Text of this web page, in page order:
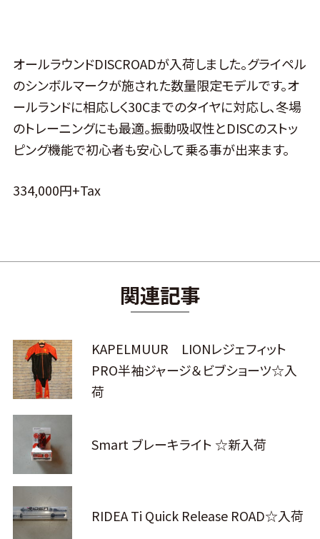
オールラウンドDISCROADが入荷しました。グライペル
のシンボルマークが施された数量限定モデルです。オ
ールランドに相応しく30Cまでのタイヤに対応し、冬場
のトレーニングにも最適。振動吸収性とDISCのストッ
ピング機能で初心者も安心して乗る事が出来ます。
334,000円+Tax
関連記事
KAPELMUUR LIONレジェフィット
PRO半袖ジャージ＆ビブショーツ☆入
荷
Smart ブレーキライト ☆新入荷
RIDEA Ti Quick Release ROAD☆入荷